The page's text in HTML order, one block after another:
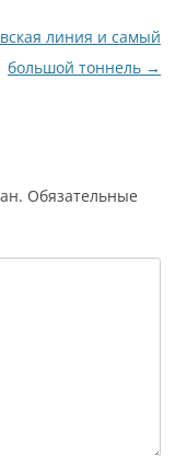
линия и самый
большой тоннель →
Обязательные